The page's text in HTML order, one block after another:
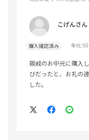
こげんさん
購入確認済み 年代:
親戚のお中元に購入
びだったと、お礼の
した。